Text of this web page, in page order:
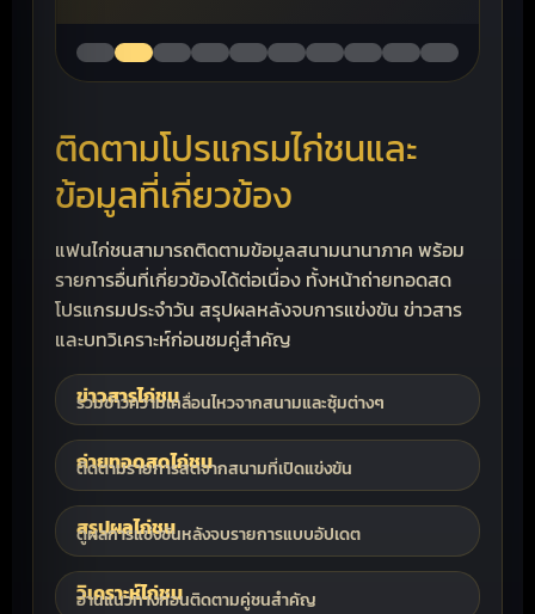
ติดตามโปรแกรมไก่ชนและ
ข้อมูลที่เกี่ยวข้อง
แฟนไก่ชนสามารถติดตามข้อมูลสนามนานาภาค พร้อม
รายการอื่นที่เกี่ยวข้องได้ต่อเนื่อง ทั้งหน้าถ่ายทอดสด
โปรแกรมประจำวัน สรุปผลหลังจบการแข่งขัน ข่าวสาร
และบทวิเคราะห์ก่อนชมคู่สำคัญ
ข่าวสารไก่ชน
รวมข่าวความเคลื่อนไหวจากสนามและซุ้มต่างๆ
ถ่ายทอดสดไก่ชน
ติดตามรายการสดจากสนามที่เปิดแข่งขัน
สรุปผลไก่ชน
ดูผลการแข่งขันหลังจบรายการแบบอัปเดต
วิเคราะห์ไก่ชน
อ่านแนวทางก่อนติดตามคู่ชนสำคัญ